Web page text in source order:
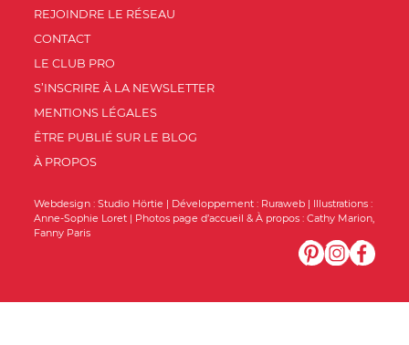
REJOINDRE LE RÉSEAU
CONTACT
LE CLUB PRO
S’INSCRIRE À LA NEWSLETTER
MENTIONS LÉGALES
ÊTRE PUBLIÉ SUR LE BLOG
À PROPOS
Webdesign :Studio Hörtie | Développement : Ruraweb | Illustrations :
Anne-Sophie Loret | Photos page d’accueil & À propos :Cathy Marion,
Fanny Paris